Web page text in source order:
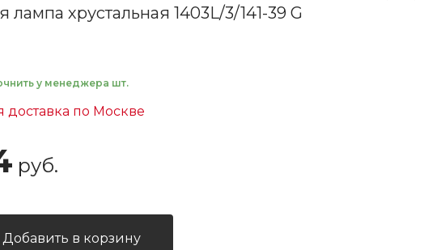
лампа хрустальная 1403L/3/141-39 G
у менеджера шт.
доставка по Москве
руб.
Добавить в корзину